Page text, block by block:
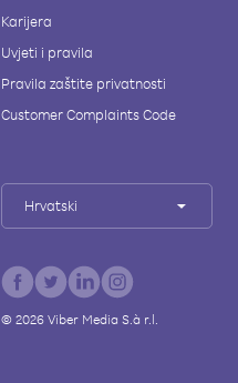
Karijera
Uvjeti i pravila
Pravila zaštite privatnosti
Customer Complaints Code
Hrvatski
© 2026Viber Media S.à r.l.